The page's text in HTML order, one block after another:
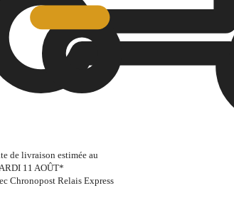
de livraison estimée au
11 AOÛT*
Chronopost Relais Express